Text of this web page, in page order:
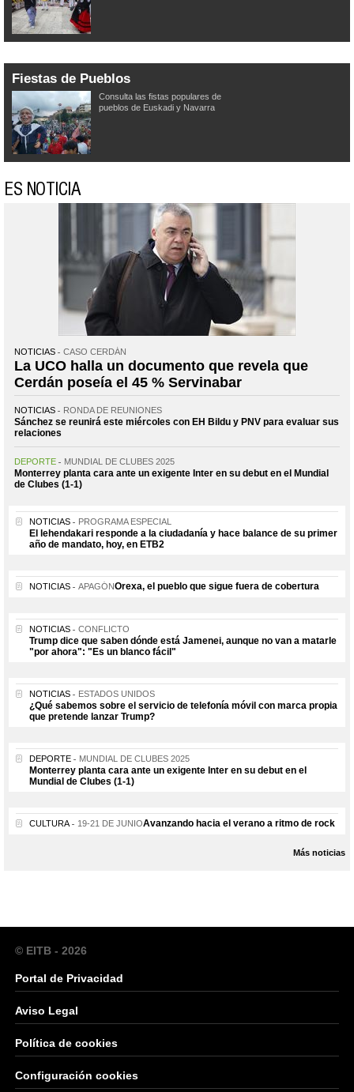
Fiestas de Pueblos
Consulta las fistas populares de
pueblos de Euskadi y Navarra
ES NOTICIA
NOTICIAS CASO CERDÁN
La UCO halla un documento que revela que
Cerdán poseía el 45 % Servinabar
NOTICIAS RONDA DE REUNIONES
Sánchez se reunirá este miércoles con EH Bildu y PNV para evaluar sus
relaciones
DEPORTE MUNDIAL DE CLUBES 2025
Monterrey planta cara ante un exigente Inter en su debut en el Mundial
de Clubes (1-1)
NOTICIAS PROGRAMA ESPECIAL
El lehendakari responde a la ciudadanía y hace balance de su primer
año de mandato, hoy, en ETB2
NOTICIAS APAGÓNOrexa, el pueblo que sigue fuera de cobertura
NOTICIAS CONFLICTO
Trump dice que saben dónde está Jamenei, aunque no van a matarle
"por ahora": "Es un blanco fácil"
NOTICIAS ESTADOS UNIDOS
¿Qué sabemos sobre el servicio de telefonía móvil con marca propia
que pretende lanzar Trump?
DEPORTE MUNDIAL DE CLUBES 2025
Monterrey planta cara ante un exigente Inter en su debut en el
Mundial de Clubes (1-1)
CULTURA 19-21 DE JUNIOAvanzando hacia el verano a ritmo de rock
Más noticias
© EITB - 2026
Portal de Privacidad
Aviso Legal
Política de cookies
Configuración cookies